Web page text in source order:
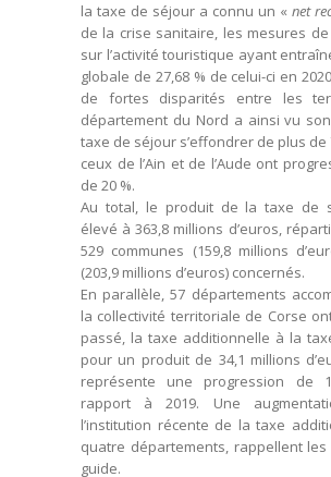
la taxe de séjour a connu un « net
de la crise sanitaire, les mesures
sur l’activité touristique ayant
globale de 27,68 % de celui-ci en
de fortes disparités entre les
département du Nord a ainsi vu
taxe de séjour s’effondrer de plus de
ceux de l’Ain et de l’Aude ont
de 20 %.
Au total, le produit de la taxe de
élevé à 363,8 millions d’euros,
529 communes (159,8 millions
(203,9 millions d’euros) concernés.
En parallèle, 57 départements
la collectivité territoriale de Corse
passé, la taxe additionnelle à la
pour un produit de 34,1 millions
représente une progression de
rapport à 2019. Une
l’institution récente de la taxe
quatre départements, rappellent
guide.